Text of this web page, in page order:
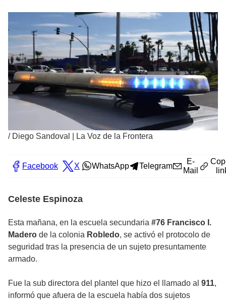
/ Diego Sandoval | La Voz de la Frontera
Facebook X WhatsApp Telegram
E-
Mail
Celeste Espinoza
Esta mañana, en la escuela secundaria #76 Francisco I.
Madero de la colonia Robledo, se activó el protocolo de
seguridad tras la presencia de un sujeto presuntamente
armado.
Fue la sub directora del plantel que hizo el llamado al 911,
informó que afuera de la escuela había dos sujetos